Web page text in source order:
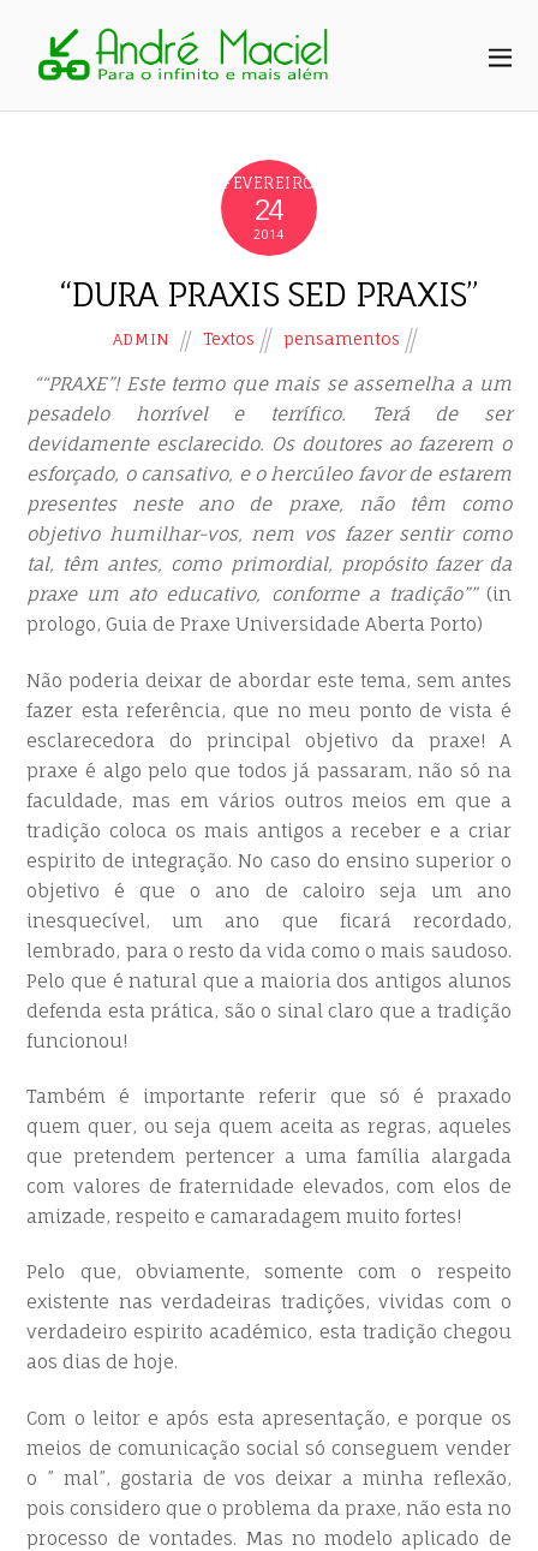
FEVEREIRO
24
2014
“DURA PRAXIS SED PRAXIS”
ADMIN Textos pensamentos
““PRAXE”! Este termo que mais se assemelha a um
pesadelo horrível e terrífico. Terá de ser
devidamente esclarecido. Os doutores ao fazerem o
esforçado, o cansativo, e o hercúleo favor de estarem
presentes neste ano de praxe, não têm como
objetivo humilhar-vos, nem vos fazer sentir como
tal, têm antes, como primordial, propósito fazer da
praxe um ato educativo, conforme a tradição”” (in
prologo, Guia de Praxe Universidade Aberta Porto)
Não poderia deixar de abordar este tema, sem antes
fazer esta referência, que no meu ponto de vista é
esclarecedora do principal objetivo da praxe! A
praxe é algo pelo que todos já passaram, não só na
faculdade, mas em vários outros meios em que a
tradição coloca os mais antigos a receber e a criar
espirito de integração. No caso do ensino superior o
objetivo é que o ano de caloiro seja um ano
inesquecível, um ano que ficará recordado,
lembrado, para o resto da vida como o mais saudoso.
Pelo que é natural que a maioria dos antigos alunos
defenda esta prática, são o sinal claro que a tradição
funcionou!
Também é importante referir que só é praxado
quem quer, ou seja quem aceita as regras, aqueles
que pretendem pertencer a uma família alargada
com valores de fraternidade elevados, com elos de
amizade, respeito e camaradagem muito fortes!
Pelo que, obviamente, somente com o respeito
existente nas verdadeiras tradições, vividas com o
verdadeiro espirito académico, esta tradição chegou
aos dias de hoje.
Com o leitor e após esta apresentação, e porque os
meios de comunicação social só conseguem vender
o ” mal”, gostaria de vos deixar a minha reflexão,
pois considero que o problema da praxe, não esta no
processo de vontades. Mas no modelo aplicado de